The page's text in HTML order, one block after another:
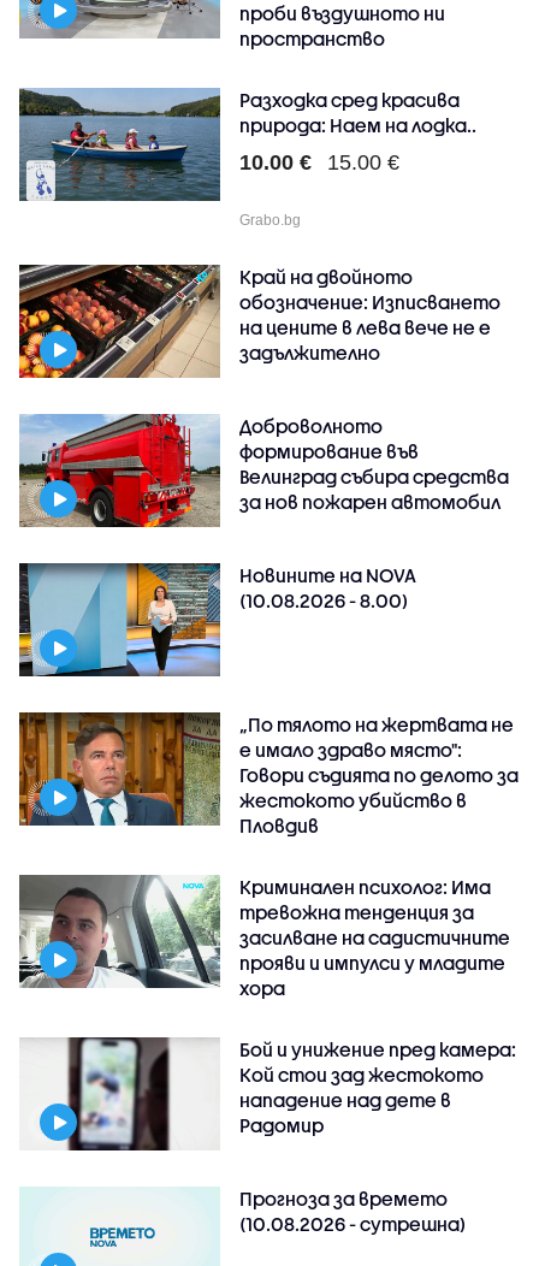
проби въздушното ни
пространство
Разходка сред красива
природа: Наем на лодка..
10.00 € 15.00 €
Grabo.bg
Край на двойното
обозначение: Изписването
на цените в лева вече не е
задължително
Доброволното
формирование във
Велинград събира средства
за нов пожарен автомобил
Новините на NOVA
(10.08.2026 - 8.00)
„По тялото на жертвата не
е имало здраво място":
Говори съдията по делото за
жестокото убийство в
Пловдив
Криминален психолог: Има
тревожна тенденция за
засилване на садистичните
прояви и импулси у младите
хора
Бой и унижение пред камера:
Кой стои зад жестокото
нападение над дете в
Радомир
Прогноза за времето
(10.08.2026 - сутрешна)